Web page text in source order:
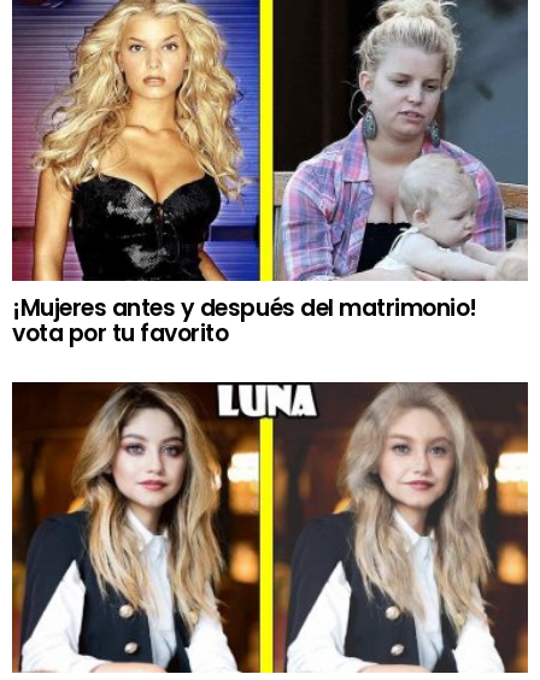
¡Mujeres antes y después del matrimonio!
vota por tu favorito